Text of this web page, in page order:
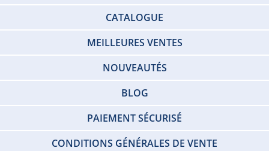
CATALOGUE
MEILLEURES VENTES
NOUVEAUTÉS
BLOG
PAIEMENT SÉCURISÉ
CONDITIONS GÉNÉRALES DE VENTE